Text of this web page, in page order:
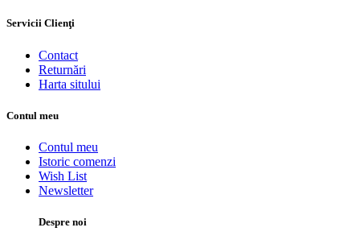
Servicii Clienţi
Contact
Returnări
Harta sitului
Contul meu
Contul meu
Istoric comenzi
Wish List
Newsletter
Despre noi